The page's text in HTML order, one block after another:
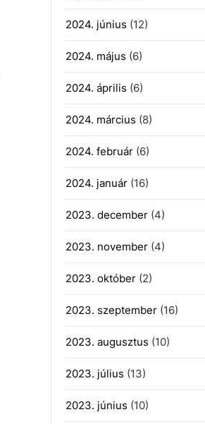
2024. június (12)
2024. május (6)
2024. április (6)
2024. március (8)
2024. február(6)
2024. január(16)
2023. december(4)
2023. november(4)
2023. október(2)
2023. szeptember(16)
2023. augusztus (10)
2023. július (13)
2023. június (10)